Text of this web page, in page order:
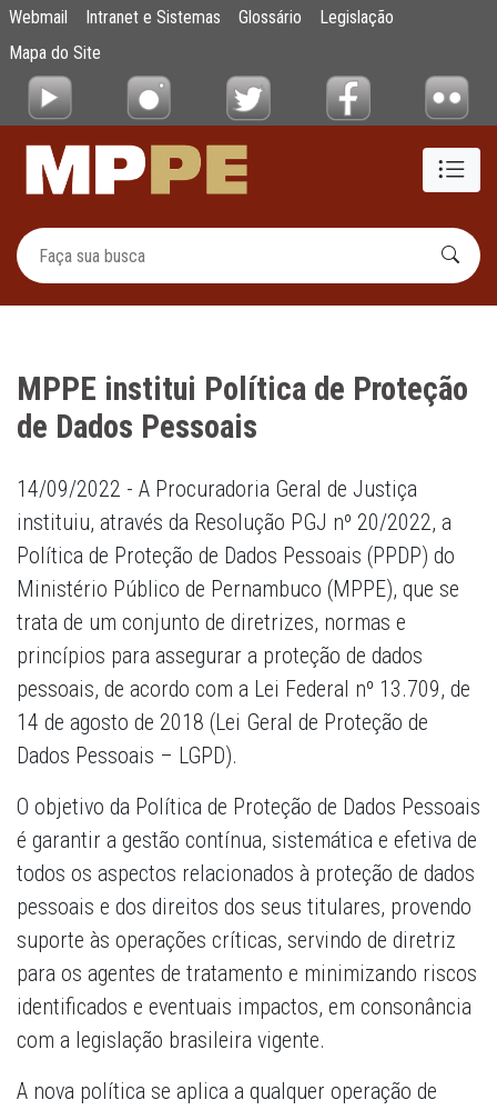
Pular para o Conteúdo principal
MPPE institui Política de Proteção de
Webmail Intranet e Sistemas Glossário
Legislação
Mapa do Site
MPPE institui Política de Proteção
de Dados Pessoais
14/09/2022 - A Procuradoria Geral de Justiça
instituiu, através da Resolução PGJ nº 20/2022, a
Política de Proteção de Dados Pessoais (PPDP) do
Ministério Público de Pernambuco (MPPE), que se
trata de um conjunto de diretrizes, normas e
princípios para assegurar a proteção de dados
pessoais, de acordo com a Lei Federal nº 13.709, de
14 de agosto de 2018 (Lei Geral de Proteção de
Dados Pessoais – LGPD).
O objetivo da Política de Proteção de Dados Pessoais
é garantir a gestão contínua, sistemática e efetiva de
todos os aspectos relacionados à proteção de dados
pessoais e dos direitos dos seus titulares, provendo
suporte às operações críticas, servindo de diretriz
para os agentes de tratamento e minimizando riscos
identificados e eventuais impactos, em consonância
com a legislação brasileira vigente.
A nova política se aplica a qualquer operação de